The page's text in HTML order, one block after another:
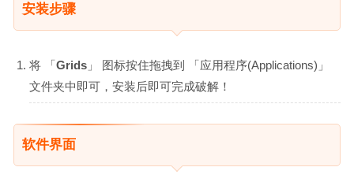
安装步骤
将 「Grids 」 图标按住拖拽到 「应用程序(Applications)」
文件夹中即可，安装后即可完成破解！
软件界面